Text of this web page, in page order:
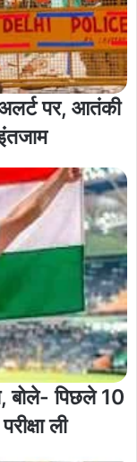
पर, आतंकी
बोले- पिछले 10
ली